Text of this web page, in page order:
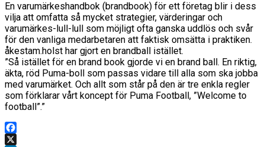
En varumärkeshandbok (brandbook) för ett företag blir i dess
vilja att omfatta så mycket strategier, värderingar och
varumärkes-lull-lull som möjligt ofta ganska uddlös och svår
för den vanliga medarbetaren att faktisk omsätta i praktiken.
åkestam.holst har gjort en brandball istället.
”Så istället för en brand book gjorde vi en brand ball. En riktig,
äkta, röd Puma-boll som passas vidare till alla som ska jobba
med varumärket. Och allt som står på den är tre enkla regler
som förklarar vårt koncept för Puma Football, ”Welcome to
football”.”
Facebook